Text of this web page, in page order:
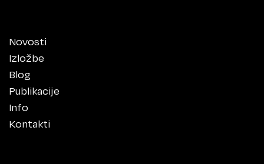
Novosti
Izložbe
Blog
Publikacije
Info
Kontakti